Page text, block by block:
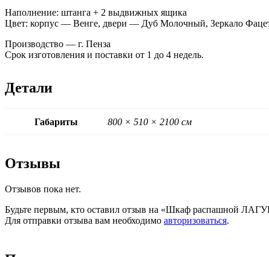
Наполнение: штанга + 2 выдвижных ящика
Цвет: корпус — Венге, двери — Дуб Молочный, Зеркало
Производство — г. Пенза
Срок изготовления и поставки от 1 до 4 недель.
Детали
Габариты 800 × 510 × 2100 см
Отзывы
Отзывов пока нет.
Будьте первым, кто оставил отзыв на «Шкаф распашной
Для отправки отзыва вам необходимо авторизоваться.